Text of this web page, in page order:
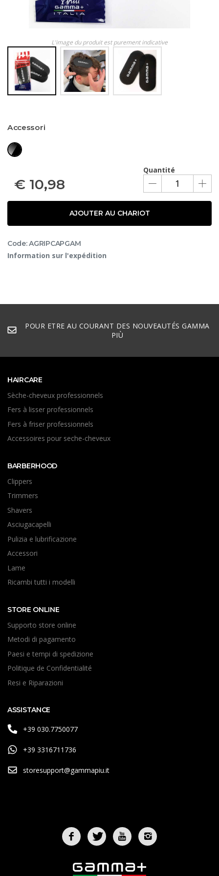
L'image du produit est purement indicative
Accessori
Quantité
€ 10,98
AJOUTER AU CHARIOT
Code: AGRIPCAPGAM
Information sur l'expédition
POUR ETRE AU COURANT DES NOUVEAUTÉS GAMMA
PIÙ
HAIRCARE
Sèche-cheveux professionnels
Fers à lisser professionnels
Fers à friser professionnels
Accessoires pour seche-cheveux
BARBERHOOD
Clippers
Trimmers
Shavers
Asciugacapelli
Pulizia e lubrificazione
Accessori
Lame
Ricambi tutti i modelli
STORE ONLINE
Supporto store online
Metodi di pagamento
Paesi e tempi di spedizione
Politique de Confidentialité
Resi e Riparazioni
ASSISTANCE
+39 030.7750077
+39 3316711736
storesupport@gammapiu.it